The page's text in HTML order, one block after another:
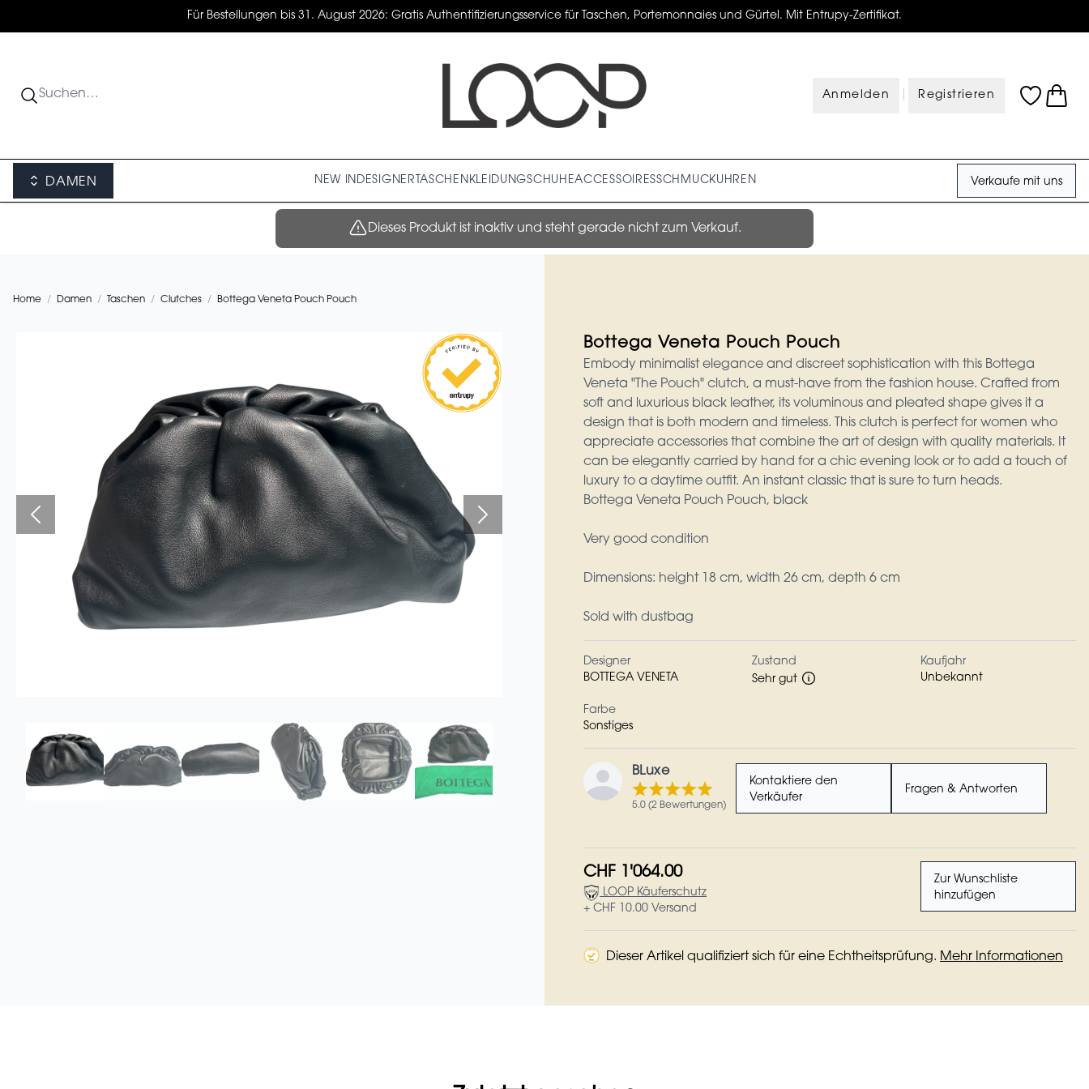
Für Bestellungen bis 31. August 2026: Gratis Authentifizierungsservice für Taschen, Portemonnaies und Gürtel. Mit Entrupy-Zertifikat.
Anmelden Registrieren
DAMEN NEW INDESIGNER TASCHENKLEIDUNGSCHUHEACCESSOIRESSCHMUCKUHREN Verkaufe mit uns
Dieses Produkt ist inaktiv und steht gerade nicht zum Verkauf.
Home / Damen / Taschen / Clutches / Bottega Veneta Pouch Pouch
Bottega Veneta Pouch Pouch
Embody minimalist elegance and discreet sophistication with this Bottega
Veneta "The Pouch" clutch, a must-have from the fashion house. Crafted from
soft and luxurious black leather, its voluminous and pleated shape gives it a
design that is both modern and timeless. This clutch is perfect for women who
appreciate accessories that combine the art of design with quality materials. It
can be elegantly carried by hand for a chic evening look or to add a touch of
luxury to a daytime outfit. An instant classic that is sure to turn heads.
Bottega Veneta Pouch Pouch, black
Very good condition
Dimensions: height 18 cm, width 26 cm, depth 6 cm
Sold with dustbag
Designer
BOTTEGA VENETA
Zustand
Sehr gut
Kaufjahr
Unbekannt
Farbe
Sonstiges
BLuxe
5.0 (2 Bewertungen)
Kontaktiere den
Verkäufer
Fragen & Antworten
CHF 1'064.00
LOOP Käuferschutz
+ CHF 10.00 Versand
Zur Wunschliste
hinzufügen
Dieser Artikel qualifiziert sich für eine Echtheitsprüfung. Mehr Informationen